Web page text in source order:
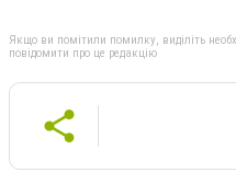
Якщо ви помітили помилку, виділіть
повідомити про це редакцію